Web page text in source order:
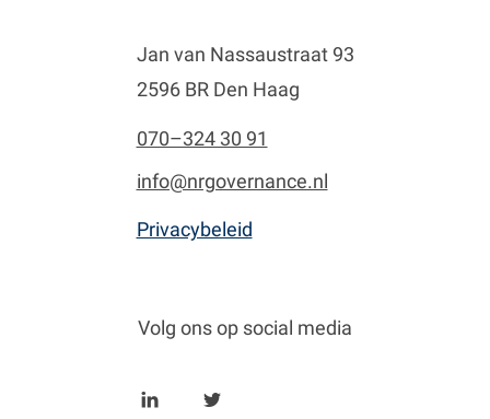
Jan van Nassaustraat 93
2596 BR Den Haag
070–324 30 91
info@nrgovernance.nl
Privacybeleid
Volg ons op social media